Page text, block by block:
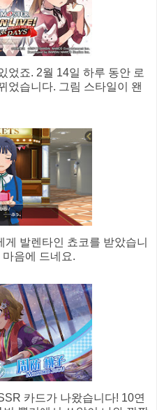
었죠. 2월 14일 하루 동안 로
었습니다. 그림 스타일이 왠
게 발렌타인 쵸코를 받았습니
음에 드네요.
카드가 나왔습니다! 10연